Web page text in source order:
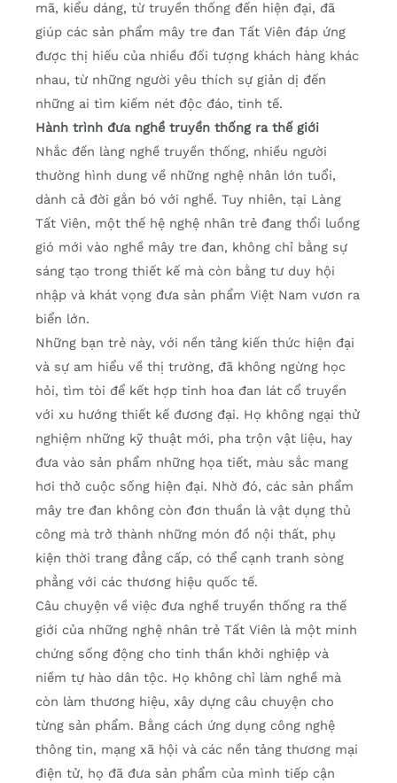
mã, kiểu dáng, từ truyền thống đến hiện đại, đã
giúp các sản phẩm mây tre đan Tất Viên đáp ứng
được thị hiếu của nhiều đối tượng khách hàng khác
nhau, từ những người yêu thích sự giản dị đến
những ai tìm kiếm nét độc đáo, tinh tế.
Hành trình đưa nghề truyền thống ra thế giới
Nhắc đến làng nghề truyền thống, nhiều người
thường hình dung về những nghệ nhân lớn tuổi,
dành cả đời gắn bó với nghề. Tuy nhiên, tại Làng
Tất Viên, một thế hệ nghệ nhân trẻ đang thổi luồng
gió mới vào nghề mây tre đan, không chỉ bằng sự
sáng tạo trong thiết kế mà còn bằng tư duy hội
nhập và khát vọng đưa sản phẩm Việt Nam vươn ra
biển lớn.
Những bạn trẻ này, với nền tảng kiến thức hiện đại
và sự am hiểu về thị trường, đã không ngừng học
hỏi, tìm tòi để kết hợp tinh hoa đan lát cổ truyền
với xu hướng thiết kế đương đại. Họ không ngại thử
nghiệm những kỹ thuật mới, pha trộn vật liệu, hay
đưa vào sản phẩm những họa tiết, màu sắc mang
hơi thở cuộc sống hiện đại. Nhờ đó, các sản phẩm
mây tre đan không còn đơn thuần là vật dụng thủ
công mà trở thành những món đồ nội thất, phụ
kiện thời trang đẳng cấp, có thể cạnh tranh sòng
phẳng với các thương hiệu quốc tế.
Câu chuyện về việc đưa nghề truyền thống ra thế
giới của những nghệ nhân trẻ Tất Viên là một minh
chứng sống động cho tinh thần khởi nghiệp và
niềm tự hào dân tộc. Họ không chỉ làm nghề mà
còn làm thương hiệu, xây dựng câu chuyện cho
từng sản phẩm. Bằng cách ứng dụng công nghệ
thông tin, mạng xã hội và các nền tảng thương mại
điện tử, họ đã đưa sản phẩm của mình tiếp cận